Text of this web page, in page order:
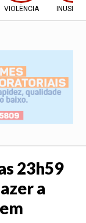
VIOLÊNCIA
23h59
a